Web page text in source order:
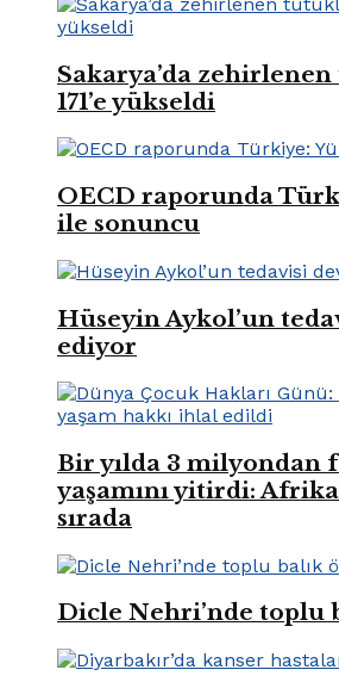
Sakarya’da zehirlenen
171’e yükseldi
OECD raporunda
ile sonuncu
Hüseyin Aykol’un
ediyor
Bir yılda 3 milyondan
yaşamını yitirdi:
sırada
Dicle Nehri’nde toplu